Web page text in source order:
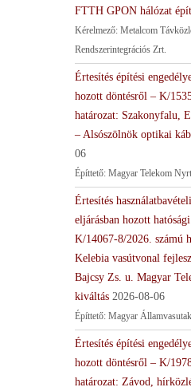
FTTH GPON hálózat
Kérelmező: Metalcom
Rendszerintegrációs Zrt.
Értesítés építési
hozott döntésről – K/
határozat: Szakonyfalu,
– Alsószölnök optikai
06
Építtető: Magyar Telekom
Értesítés
eljárásban hozott
K/14067-8/2026. számú
Kelebia vasútvonal
Bajcsy Zs. u. Magyar
kiváltás 2026-08-06
Építtető: Magyar
Értesítés építési
hozott döntésről – K/
határozat: Závod,